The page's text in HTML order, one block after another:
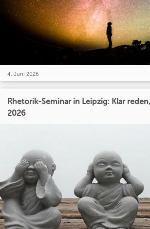
4. Juni 2026
Rhetorik-Seminar in Leipzig: Klar
2026